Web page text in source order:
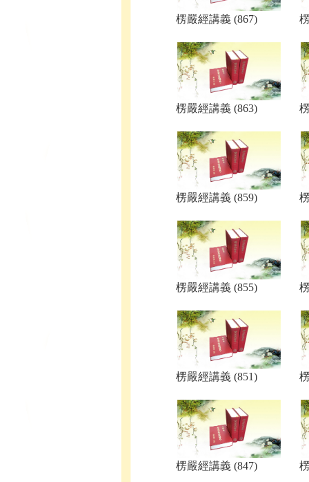
楞嚴經講義 (867)
楞嚴經講義 (863)
楞嚴經講義 (859)
楞嚴經講義 (855)
楞嚴經講義 (851)
楞嚴經講義 (847)